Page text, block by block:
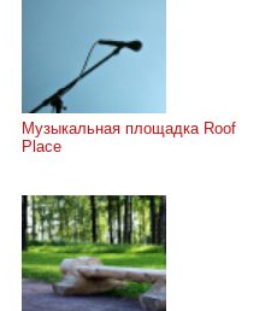
Музыкальная площадка Roof
Place